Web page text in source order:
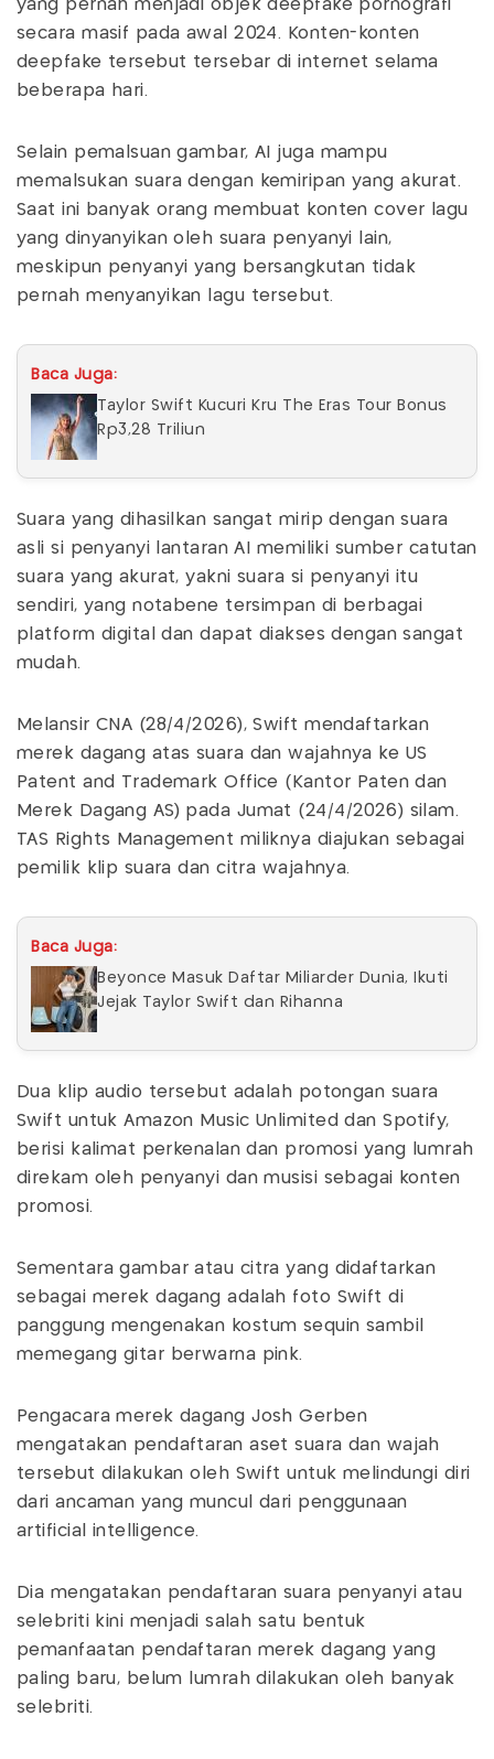
yang pernah menjadi objek deepfake pornografi
secara masif pada awal 2024. Konten-konten
deepfake tersebut tersebar di internet selama
beberapa hari.
Selain pemalsuan gambar, AI juga mampu
memalsukan suara dengan kemiripan yang akurat.
Saat ini banyak orang membuat konten cover lagu
yang dinyanyikan oleh suara penyanyi lain,
meskipun penyanyi yang bersangkutan tidak
pernah menyanyikan lagu tersebut.
Baca Juga:
Taylor Swift Kucuri Kru The Eras Tour Bonus
Rp3,28 Triliun
Suara yang dihasilkan sangat mirip dengan suara
asli si penyanyi lantaran AI memiliki sumber catutan
suara yang akurat, yakni suara si penyanyi itu
sendiri, yang notabene tersimpan di berbagai
platform digital dan dapat diakses dengan sangat
mudah.
Melansir CNA (28/4/2026), Swift mendaftarkan
merek dagang atas suara dan wajahnya ke US
Patent and Trademark Office (Kantor Paten dan
Merek Dagang AS) pada Jumat (24/4/2026) silam.
TAS Rights Management miliknya diajukan sebagai
pemilik klip suara dan citra wajahnya.
Baca Juga:
Beyonce Masuk Daftar Miliarder Dunia, Ikuti
Jejak Taylor Swift dan Rihanna
Dua klip audio tersebut adalah potongan suara
Swift untuk Amazon Music Unlimited dan Spotify,
berisi kalimat perkenalan dan promosi yang lumrah
direkam oleh penyanyi dan musisi sebagai konten
promosi.
Sementara gambar atau citra yang didaftarkan
sebagai merek dagang adalah foto Swift di
panggung mengenakan kostum sequin sambil
memegang gitar berwarna pink.
Pengacara merek dagang Josh Gerben
mengatakan pendaftaran aset suara dan wajah
tersebut dilakukan oleh Swift untuk melindungi diri
dari ancaman yang muncul dari penggunaan
artificial intelligence.
Dia mengatakan pendaftaran suara penyanyi atau
selebriti kini menjadi salah satu bentuk
pemanfaatan pendaftaran merek dagang yang
paling baru, belum lumrah dilakukan oleh banyak
selebriti.